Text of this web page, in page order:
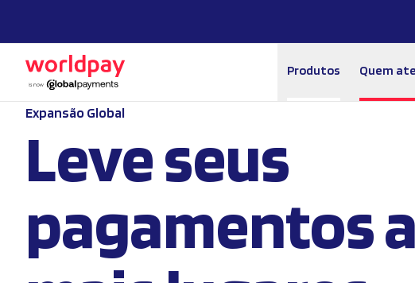
Produtos Quem
Expansão Global
Leve seus
pagamentos a